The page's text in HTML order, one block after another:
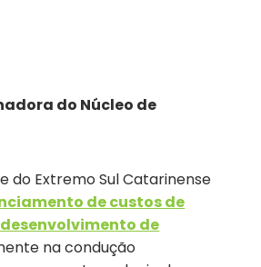
do Núcleo de
do Extremo Sul Catarinense
de custos de
de
na condução